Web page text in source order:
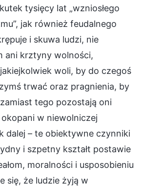
tysięcy lat „wzniosłego
jak również feudalnego
i skuwa ludzi, nie
ani krztyny wolności,
woli, by do czegoś
trwać oraz pragnienia, by
tego pozostają oni
w niewolniczej
dalej – te obiektywne czynniki
i szpetny kształt postawie
moralności i usposobieniu
się, że ludzie żyją w